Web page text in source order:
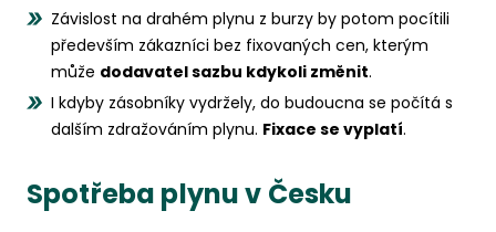
Závislost na drahém plynu z burzy by potom pocítili
především zákazníci bez fixovaných cen, kterým
může dodavatel sazbu kdykoli změnit.
I kdyby zásobníky vydržely, do budoucna se počítá s
dalším zdražováním plynu. Fixace se vyplatí.
Spotřeba plynu v Česku